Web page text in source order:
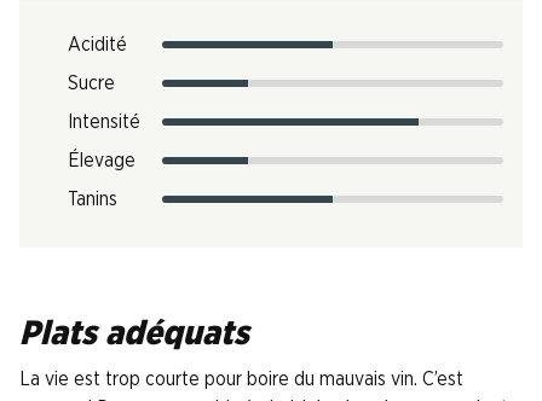
Acidité
Sucre
Intensité
Élevage
Tanins
Plats adéquats
La vie est trop courte pour boire du mauvais vin. C’est